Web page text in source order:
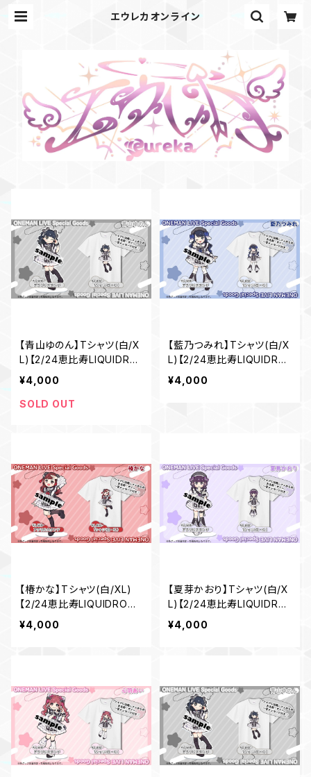
エウレカオンライン
【青山ゆのん】Tシャツ(白/X
L)【2/24恵比寿LIQUIDRO
OM ワンマングッズ】
¥4,000
SOLD OUT
【藍乃つみれ】Tシャツ(白/X
L)【2/24恵比寿LIQUIDRO
OM ワンマングッズ】
¥4,000
【椿かな】Tシャツ(白/XL)
【2/24恵比寿LIQUIDROO
M ワンマングッズ】
¥4,000
【夏芽かおり】Tシャツ(白/X
L)【2/24恵比寿LIQUIDRO
OM ワンマングッズ】
¥4,000